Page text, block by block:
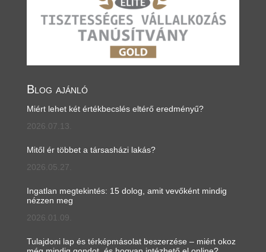
Blog ajánló
Miért lehet két értékbecslés eltérő eredményű?
2026.07.13.
Mitől ér többet a társasházi lakás?
2026.05.27.
Ingatlan megtekintés: 15 dolog, amit vevőként mindig
nézzen meg
2026.01.09.
Tulajdoni lap és térképmásolat beszerzése – miért okoz